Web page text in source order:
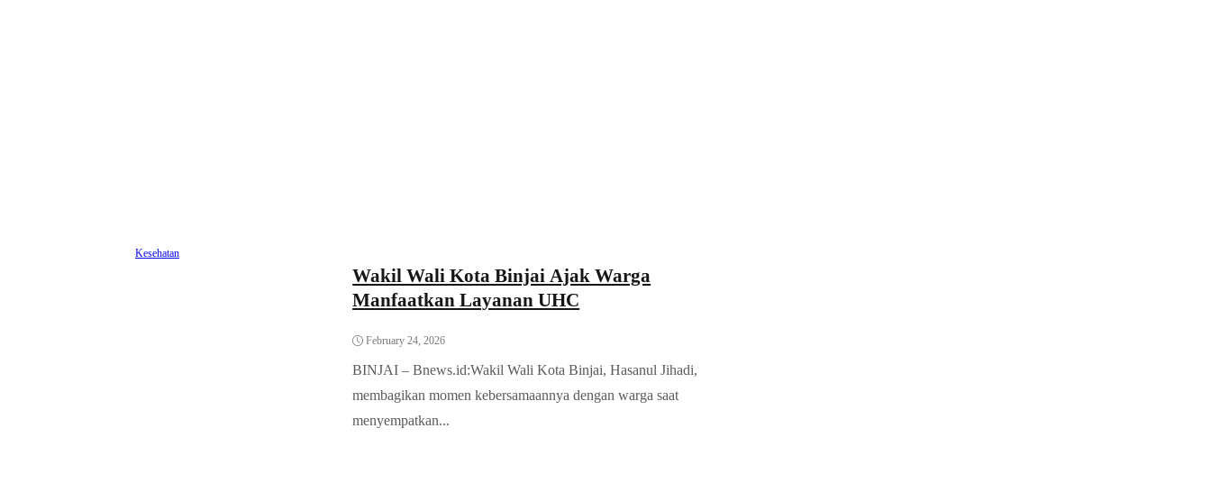
Kesehatan
Wakil Wali Kota Binjai Ajak Warga
Manfaatkan Layanan UHC
February 24, 2026
BINJAI – Bnews.id:Wakil Wali Kota Binjai, Hasanul Jihadi,
membagikan momen kebersamaannya dengan warga saat
menyempatkan...